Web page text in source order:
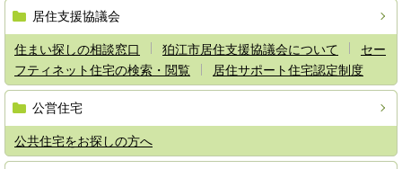
居住支援協議会
住まい探しの相談窓口 狛江市居住支援協議会について
セー
フティネット住宅の検索・閲覧
居住サポート住宅認定制度
公営住宅
公共住宅をお探しの方へ